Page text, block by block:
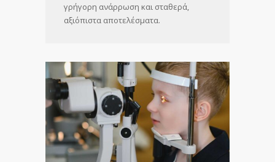
γρήγορη ανάρρωση και σταθερά,
αξιόπιστα αποτελέσματα.